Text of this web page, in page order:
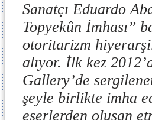
Sanatçı Eduardo
Topyekûn İmhası”
otoritarizm
alıyor. İlk kez
Gallery’de
şeyle birlikte imha
eserlerden oluşan